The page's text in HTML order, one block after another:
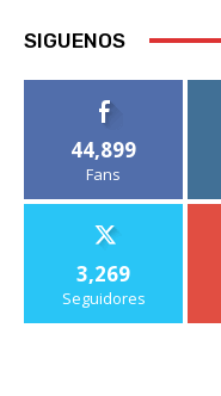
SIGUENOS
44,899
Fans
3,269
Seguidores